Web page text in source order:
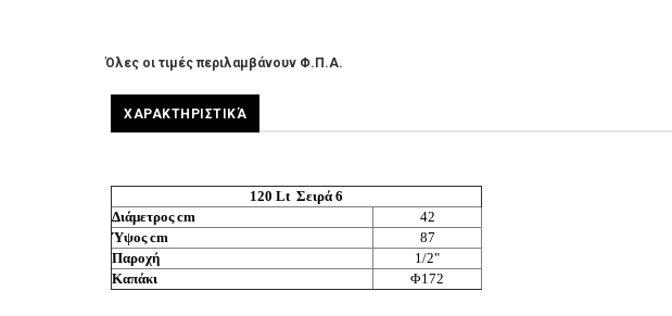
Όλες οι τιμές περιλαμβάνουν Φ.Π.Α.
ΧΑΡΑΚΤΗΡΙΣΤΙΚΆ
120 Lt Σειρά 6
Διάμετρος cm
42
Ύψος cm
87
Παροχή
1/2"
Καπάκι
Φ172